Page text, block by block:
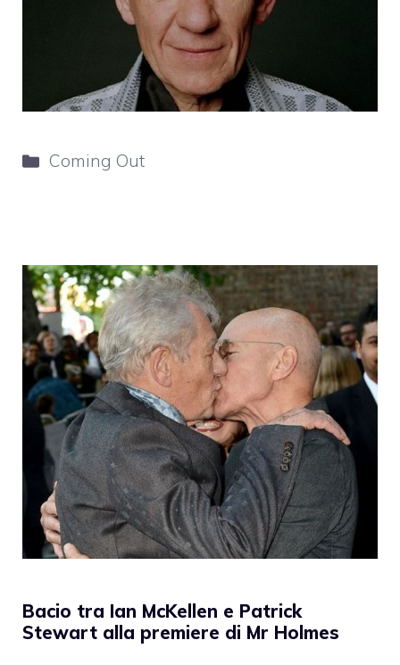
Categorie
Coming Out
Bacio tra Ian McKellen e Patrick
Stewart alla premiere di Mr Holmes